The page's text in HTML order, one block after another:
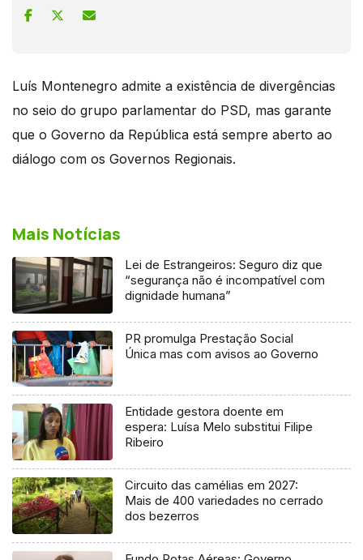
Luís Montenegro admite a existência de divergências
no seio do grupo parlamentar do PSD, mas garante
que o Governo da República está sempre aberto ao
diálogo com os Governos Regionais.
Mais Notícias
Lei de Estrangeiros: Seguro diz que
“segurança não é incompatível com
dignidade humana”
PR promulga Prestação Social
Única mas com avisos ao Governo
Entidade gestora doente em
espera: Luísa Melo substitui Filipe
Ribeiro
Circuito das camélias em 2027:
Mais de 400 variedades no cerrado
dos bezerros